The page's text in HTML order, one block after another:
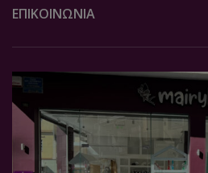
ΕΠΙΚΟΙΝΩΝΙΑ